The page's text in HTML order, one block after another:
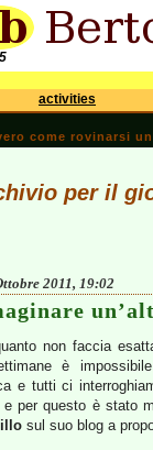
activities
come rovinarsi
per il
2011, 19:02
non faccia
è
e tutti ci
e per questo è stato
sul suo blog a